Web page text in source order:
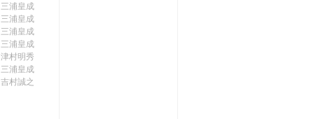
三浦皇成
三浦皇成
三浦皇成
三浦皇成
津村明秀
三浦皇成
吉村誠之